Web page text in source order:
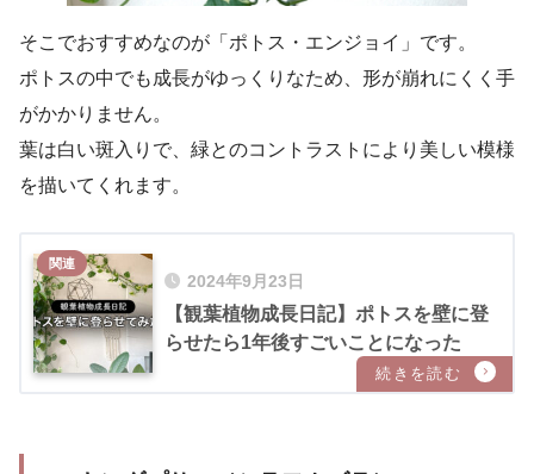
そこでおすすめなのが「ポトス・エンジョイ」です。
ポトスの中でも成長がゆっくりなため、形が崩れにくく手
がかかりません。
葉は白い斑入りで、緑とのコントラストにより美しい模様
を描いてくれます。
2024年9月23日
【観葉植物成長日記】ポトスを壁に登
らせたら1年後すごいことになった